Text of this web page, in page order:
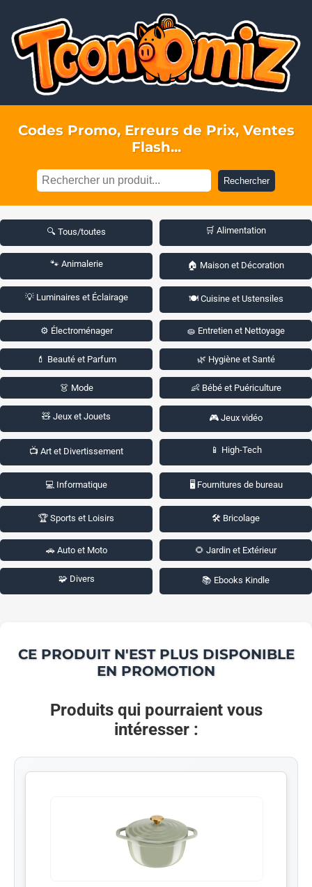
Codes Promo, Erreurs de Prix, Ventes
Flash...
Rechercher
🔍 Tous/toutes 🛒 Alimentation
🐾 Animalerie 🏠 Maison et Décoration
💡 Luminaires et Éclairage 🍽️ Cuisine et Ustensiles
⚙️ Électroménager 🧽 Entretien et Nettoyage
💄 Beauté et Parfum 🌿 Hygiène et Santé
👗 Mode 👶 Bébé et Puériculture
🧸 Jeux et Jouets 🎮 Jeux vidéo
📺 Art et Divertissement 📱 High-Tech
💻 Informatique 🖥️ Fournitures de bureau
🏆 Sports et Loisirs 🛠️ Bricolage
🚗 Auto et Moto 🌻 Jardin et Extérieur
🧩 Divers 📚 Ebooks Kindle
CE PRODUIT N'EST PLUS DISPONIBLE
EN PROMOTION
Produits qui pourraient vous
intéresser :